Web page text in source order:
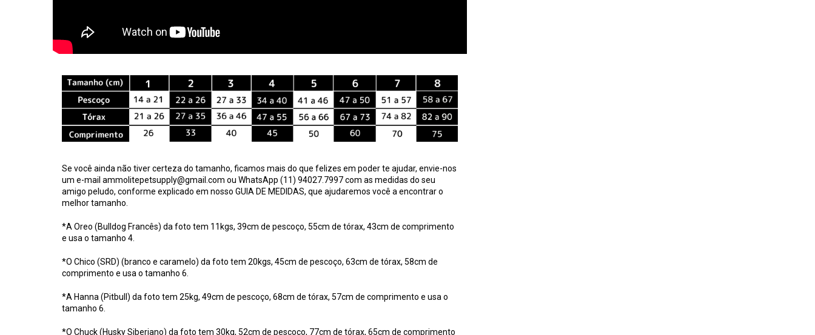
Se você ainda não tiver certeza do tamanho, ficamos mais do que felizes em poder te ajudar, envie-nos
um e-mail ammolitepetsupply@gmail.com ou WhatsApp (11) 94027.7997com as medidas do seu
amigo peludo, conforme explicado em nosso GUIA DE MEDIDAS, que ajudaremos você a encontrar o
melhor tamanho.
*A Oreo (Bulldog Francês) da foto tem 11kgs, 39cm de pescoço, 55cm de tórax, 43cm de comprimento
e usa o tamanho 4.
*O Chico (SRD) (branco e caramelo) da foto tem 20kgs, 45cm de pescoço, 63cm de tórax, 58cm de
comprimento e usa o tamanho 6.
*A Hanna (Pitbull) da foto tem 25kg, 49cm de pescoço, 68cm de tórax, 57cm de comprimento e usa o
tamanho 6.
*O Chuck (Husky Siberiano) da foto tem 30kg, 52cm de pescoço, 77cm de tórax, 65cm de comprimento